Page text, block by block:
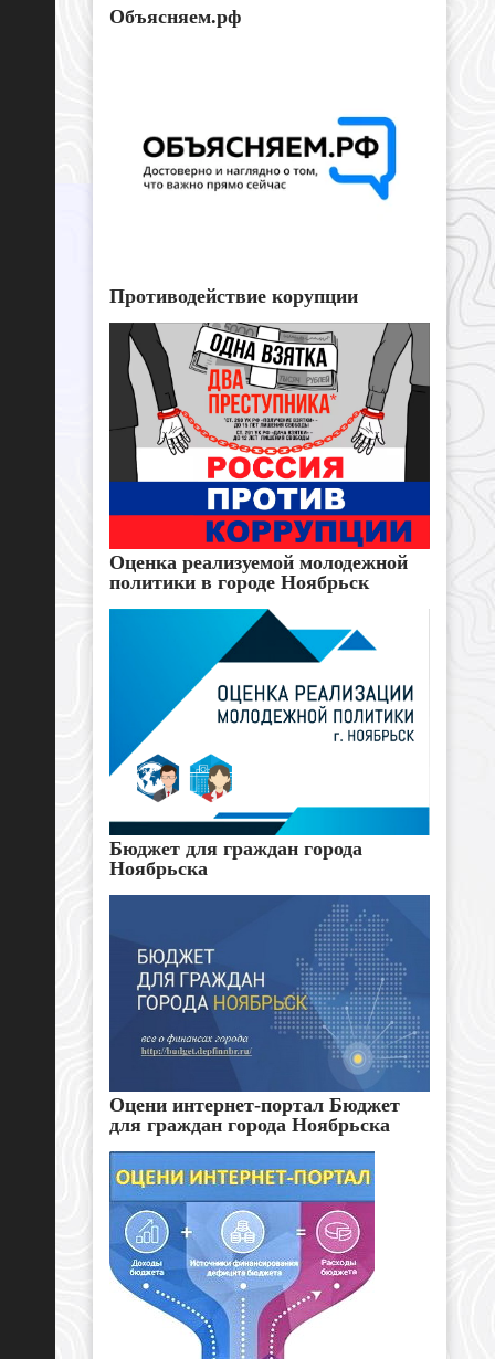
Объясняем.рф
Противодействие корупции
Оценка реализуемой молодежной
политики в городе Ноябрьск
Бюджет для граждан города
Ноябрьска
Оцени интернет-портал Бюджет
для граждан города Ноябрьска